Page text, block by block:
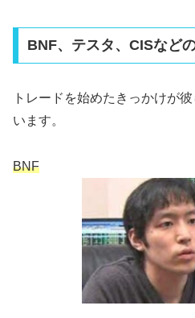
BNF、テスタ、CISなど
トレードを始めたきっかけが
います。
BNF